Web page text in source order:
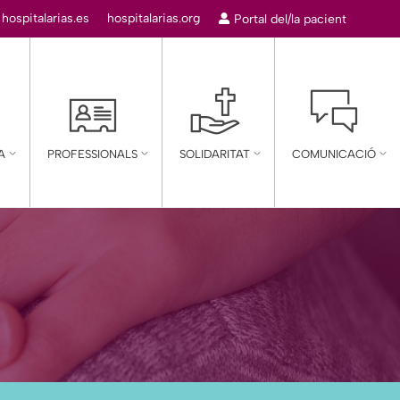
hospitalarias.es hospitalarias.org Portal del/la pacient
PROFESSIONALS SOLIDARITAT COMUNICACIÓ